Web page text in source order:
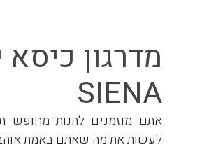
SIENA
אתם מוזמנים להנות מחופש
לעשות את מה שאתם באמת